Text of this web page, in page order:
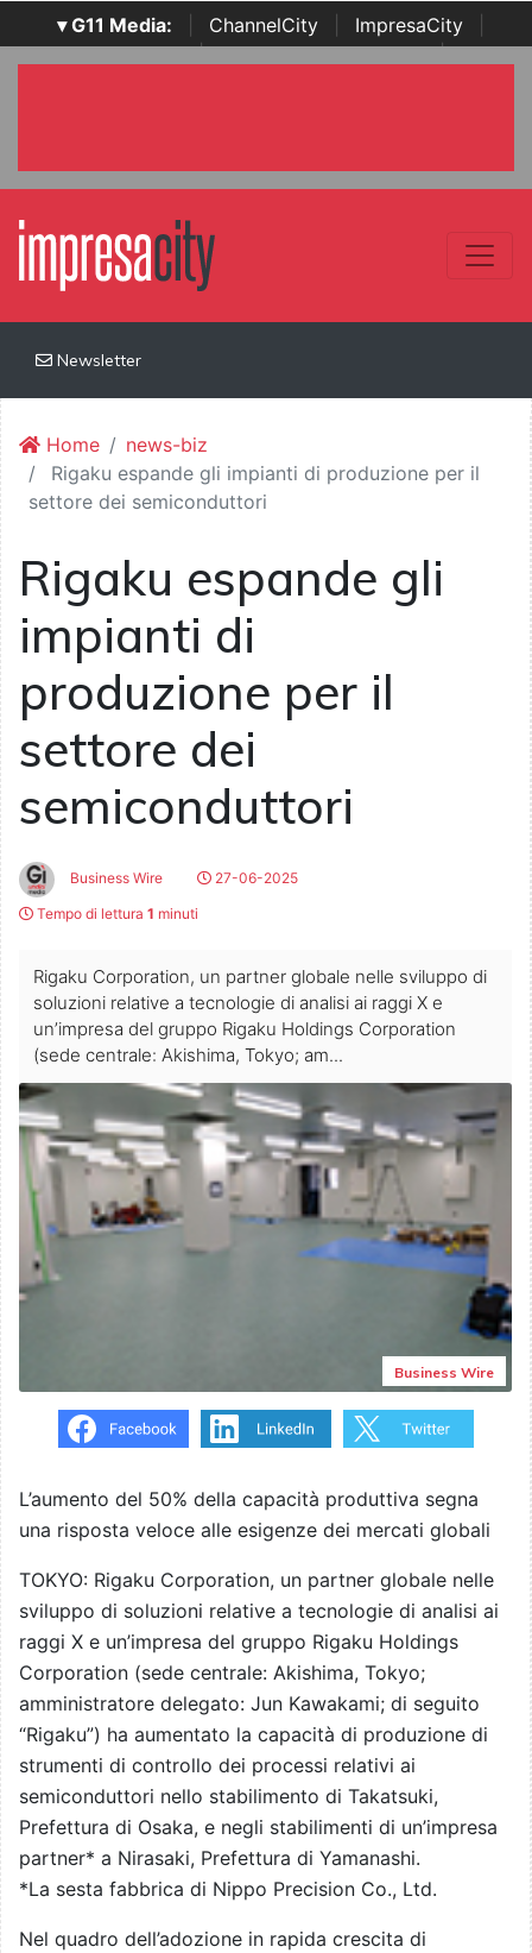
▾ G11 Media: ChannelCity ImpresaCity
SecurityOpenLab | Italian Channel Awards | Italian
Newsletter
Home
news-biz
Rigaku espande gli impianti di produzione per il
settore dei semiconduttori
Rigaku espande gli
impianti di
produzione per il
settore dei
semiconduttori
Business Wire
27-06-2025
Tempo di lettura 1 minuti
Rigaku Corporation, un partner globale nelle sviluppo di
soluzioni relative a tecnologie di analisi ai raggi X e
un’impresa del gruppo Rigaku Holdings Corporation
(sede centrale: Akishima, Tokyo; am...
Business Wire
L’aumento del 50% della capacità produttiva segna
una risposta veloce alle esigenze dei mercati globali
TOKYO: Rigaku Corporation, un partner globale nelle
sviluppo di soluzioni relative a tecnologie di analisi ai
raggi X e un’impresa del gruppo Rigaku Holdings
Corporation (sede centrale: Akishima, Tokyo;
amministratore delegato: Jun Kawakami; di seguito
“Rigaku”) ha aumentato la capacità di produzione di
strumenti di controllo dei processi relativi ai
semiconduttori nello stabilimento di Takatsuki,
Prefettura di Osaka, e negli stabilimenti di un’impresa
partner* a Nirasaki, Prefettura di Yamanashi.
*La sesta fabbrica di Nippo Precision Co., Ltd.
Nel quadro dell’adozione in rapida crescita di